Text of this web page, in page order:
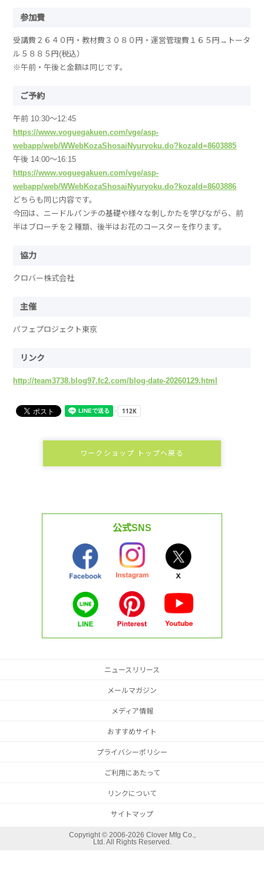
参加費
受講費２６４０円・教材費３０８０円・運営管理費１６５円→トータ
ル５８８５円(税込）
※午前・午後と金額は同じです。
ご予約
午前 10:30～12:45
https://www.voguegakuen.com/vge/asp-
webapp/web/WWebKozaShosaiNyuryoku.do?kozaId=8603885
午後 14:00～16:15
https://www.voguegakuen.com/vge/asp-
webapp/web/WWebKozaShosaiNyuryoku.do?kozaId=8603886
どちらも同じ内容です。
今回は、ニードルパンチの基礎や様々な刺しかたを学びながら、前
半はブローチを２種類、後半はお花のコースターを作ります。
協力
クロバー株式会社
主催
パフェプロジェクト東京
リンク
http://team3738.blog97.fc2.com/blog-date-20260129.html
ワークショップ トップへ戻る
公式SNS
ニュースリリース
メールマガジン
メディア情報
おすすめサイト
プライバシーポリシー
ご利用にあたって
リンクについて
サイトマップ
Copyright © 2006-2026 Clover Mfg Co.,
Ltd. All Rights Reserved.